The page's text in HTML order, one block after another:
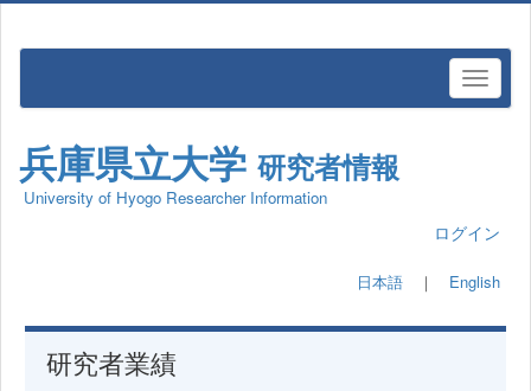
兵庫県立大学 研究者情報
University of Hyogo Researcher Information
ログイン
日本語 ｜ English
研究者業績